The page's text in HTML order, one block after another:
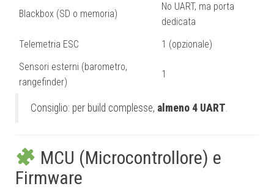
Blackbox (SD o memoria)
No UART, ma porta
dedicata
Telemetria ESC
1 (opzionale)
Sensori esterni (barometro,
rangefinder)
1
Consiglio: per build complesse, almeno 4 UART.
MCU (Microcontrollore) e
Firmware